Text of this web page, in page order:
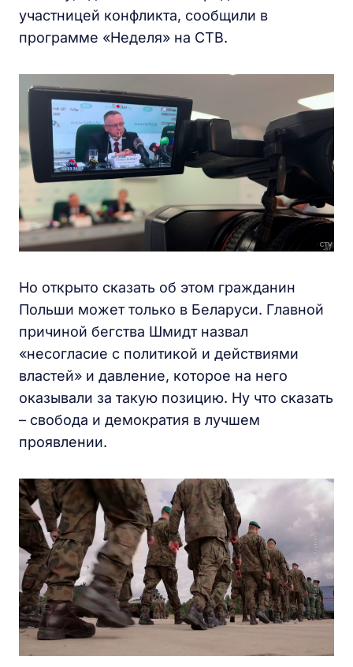
участницей конфликта, сообщили в
программе «Неделя» на СТВ.
Но открыто сказать об этом гражданин
Польши может только в Беларуси. Главной
причиной бегства Шмидт назвал
«несогласие с политикой и действиями
властей» и давление, которое на него
оказывали за такую позицию. Ну что сказать
– свобода и демократия в лучшем
проявлении.